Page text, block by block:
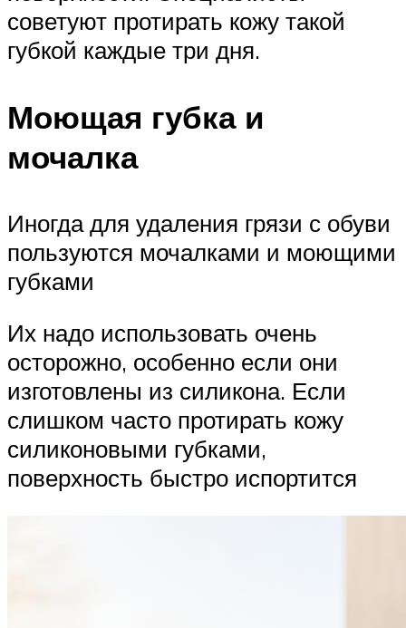
советуют протирать кожу такой
губкой каждые три дня.
Моющая губка и
мочалка
Иногда для удаления грязи с обуви
пользуются мочалками и моющими
губками
Их надо использовать очень
осторожно, особенно если они
изготовлены из силикона. Если
слишком часто протирать кожу
силиконовыми губками,
поверхность быстро испортится